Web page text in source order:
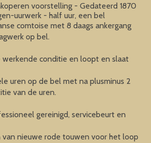
voorstelling - Gedateerd 1870
uurwerk - half uur, een bel
comtoise met 8 daags ankergang
op bel.
werkende conditie en loopt en slaat
uren op de bel met na plusminus 2
van de uren.
gereinigd, servicebeurt en
van nieuwe rode touwen voor het loop